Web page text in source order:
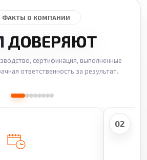
ФАКТЫ О КОМПАНИИ
ДОВЕРЯЮТ
сертификация, выполненные
ответственность за результат.
02